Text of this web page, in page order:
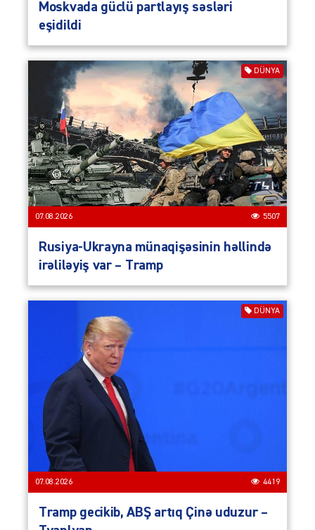
Moskvada güclü partlayış səsləri
eşidildi
DÜNYA
07.08.2026 5507
Rusiya-Ukrayna münaqişəsinin həllində
irəliləyiş var – Tramp
DÜNYA
07.08.2026 4419
Tramp gecikib, ABŞ artıq Çinə uduzur –